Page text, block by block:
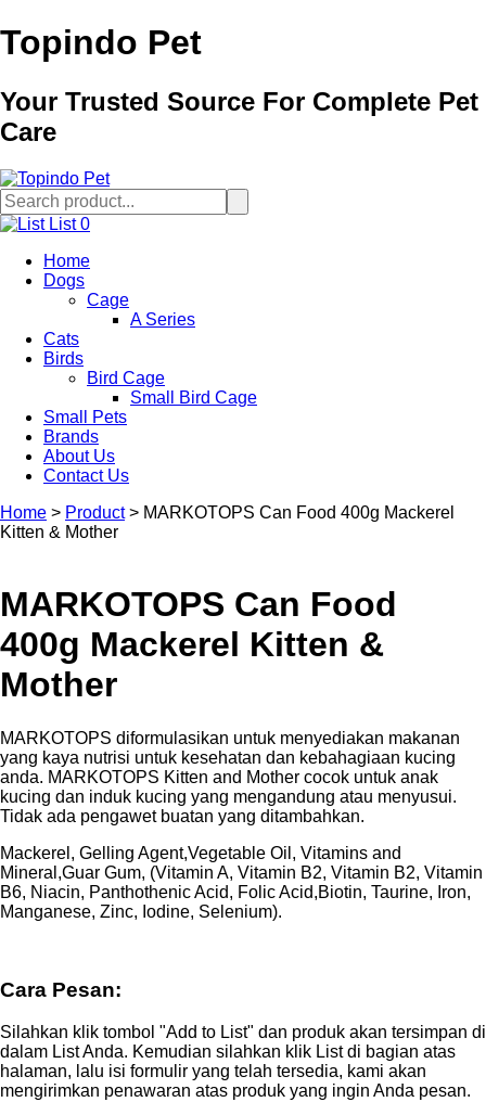
Topindo Pet
Your Trusted Source For Complete Pet
Care
List 0
Home
Dogs
Cage
A Series
Cats
Birds
Bird Cage
Small Bird Cage
Small Pets
Brands
About Us
Contact Us
Home > Product> MARKOTOPS Can Food 400g Mackerel
Kitten & Mother
MARKOTOPS Can Food
400g Mackerel Kitten &
Mother
MARKOTOPS diformulasikan untuk menyediakan makanan
yang kaya nutrisi untuk kesehatan dan kebahagiaan kucing
anda. MARKOTOPS Kitten and Mother cocok untuk anak
kucing dan induk kucing yang mengandung atau menyusui.
Tidak ada pengawet buatan yang ditambahkan.
Mackerel, Gelling Agent,Vegetable Oil, Vitamins and
Mineral,Guar Gum, (Vitamin A, Vitamin B2, Vitamin B2, Vitamin
B6, Niacin, Panthothenic Acid, Folic Acid,Biotin, Taurine, Iron,
Manganese, Zinc, Iodine, Selenium).
Cara Pesan:
Silahkan klik tombol "Add to List" dan produk akan tersimpan di
dalam List Anda. Kemudian silahkan klik List di bagian atas
halaman, lalu isi formulir yang telah tersedia, kami akan
mengirimkan penawaran atas produk yang ingin Anda pesan.